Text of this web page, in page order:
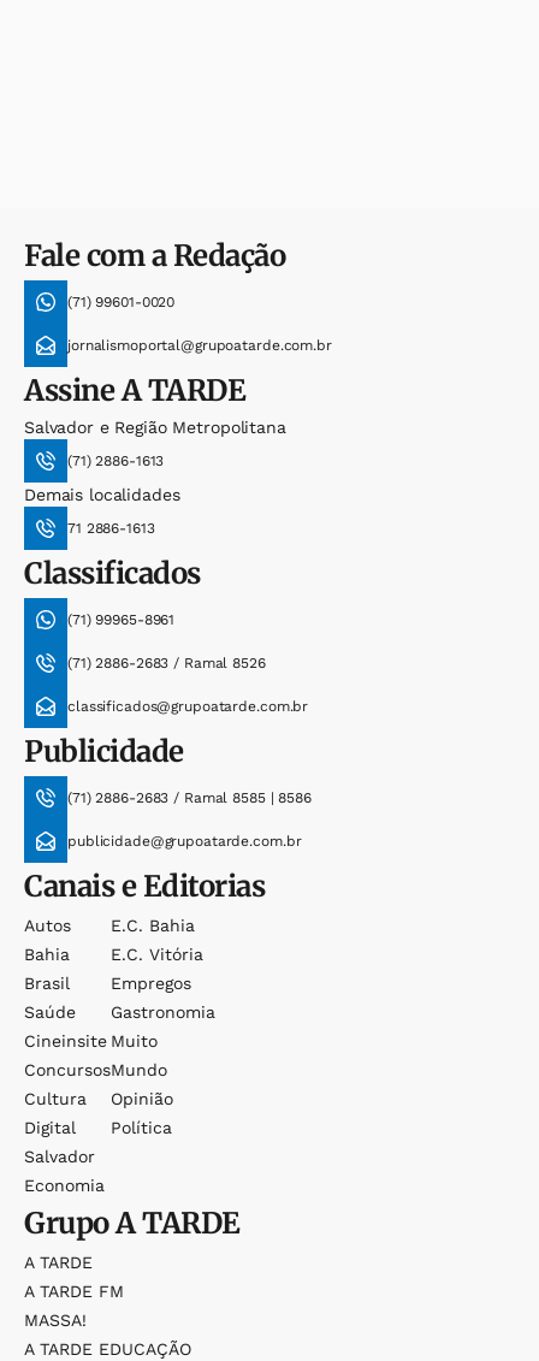
Fale com a Redação
(71) 99601-0020
jornalismoportal@grupoatarde.com.br
AssineA TARDE
Salvador e Região Metropolitana
(71) 2886-1613
Demais localidades
71 2886-1613
Classificados
(71) 99965-8961
(71) 2886-2683 / Ramal 8526
classificados@grupoatarde.com.br
Publicidade
(71) 2886-2683 / Ramal 8585 | 8586
publicidade@grupoatarde.com.br
Canais e Editorias
Autos
Bahia
Brasil
Saúde
Cineinsite
Concursos
Cultura
Digital
Salvador
Economia
E.c. Bahia
E.c. Vitória
Empregos
Gastronomia
Muito
Mundo
Opinião
Política
GrupoA TARDE
A TARDE
A TARDE FM
MASSA!
A TARDE EDUCAÇÃO